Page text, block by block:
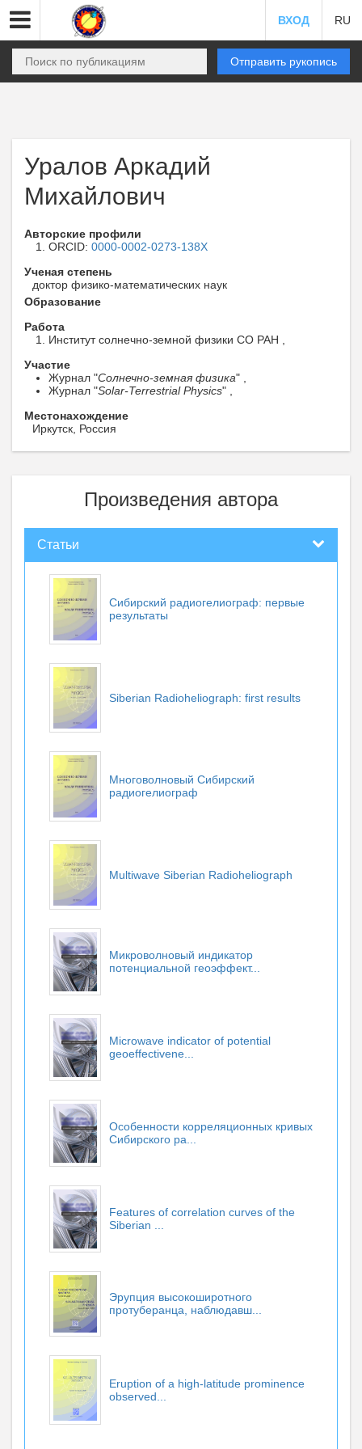
ВХОД RU
Отправить рукопись
Уралов Аркадий
Михайлович
Авторские профили
ORCID: 0000-0002-0273-138X
Ученая степень
доктор физико-математических наук
Образование
Работа
Институт солнечно-земной физики СО РАН ,
Участие
Журнал "Солнечно-земная физика" ,
Журнал "Solar-Terrestrial Physics" ,
Местонахождение
Иркутск, Россия
Произведения автора
Статьи
Сибирский радиогелиограф: первые
результаты
Siberian Radioheliograph: first results
Многоволновый Сибирский
радиогелиограф
Multiwave Siberian Radioheliograph
Микроволновый индикатор
потенциальной геоэффект...
Microwave indicator of potential
geoeffectivene...
Особенности корреляционных кривых
Сибирского ра...
Features of correlation curves of the
Siberian ...
Эрупция высокоширотного
протуберанца, наблюдавш...
Eruption of a high-latitude prominence
observed...